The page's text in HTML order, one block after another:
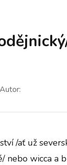
Autor:
/ať už
nebo wicca a